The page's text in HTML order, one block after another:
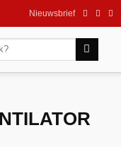
Nieuwsbrief